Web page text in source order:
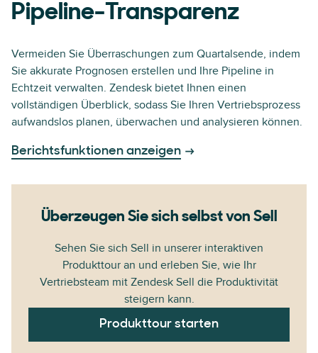
Pipeline-Transparenz
Vermeiden Sie Überraschungen zum Quartalsende, indem
Sie akkurate Prognosen erstellen und Ihre Pipeline in
Echtzeit verwalten. Zendesk bietet Ihnen einen
vollständigen Überblick, sodass Sie Ihren Vertriebsprozess
aufwandslos planen, überwachen und analysieren können.
Berichtsfunktionen anzeigen
Überzeugen Sie sich selbst von Sell
Sehen Sie sich Sell in unserer interaktiven
Produkttour an und erleben Sie, wie Ihr
Vertriebsteam mit Zendesk Sell die Produktivität
steigern kann.
Produkttour starten